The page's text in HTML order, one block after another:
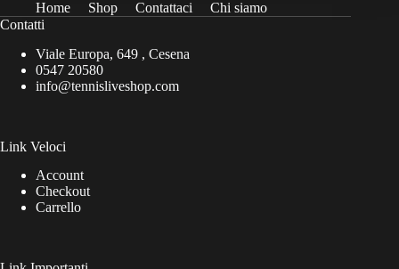
Home Shop Contattaci
Chi siamo
Contatti
Viale Europa, 649 , Cesena
0547 20580
info@tennisliveshop.com
Link Veloci
Account
Checkout
Carrello